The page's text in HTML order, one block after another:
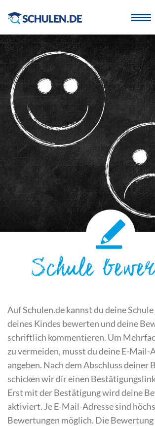
Schule
Auf Schulen.de kannst du deine
deines Kindes bewerten und deine
schriftlich kommentieren. Um
zu vermeiden, musst du deine E-Mail-
angeben. Nach dem Abschluss deiner
schicken wir dir einen
Erst mit der Bestätigung wird deine
aktiviert. Je E-Mail-Adresse sind
Bewertungen möglich. Die